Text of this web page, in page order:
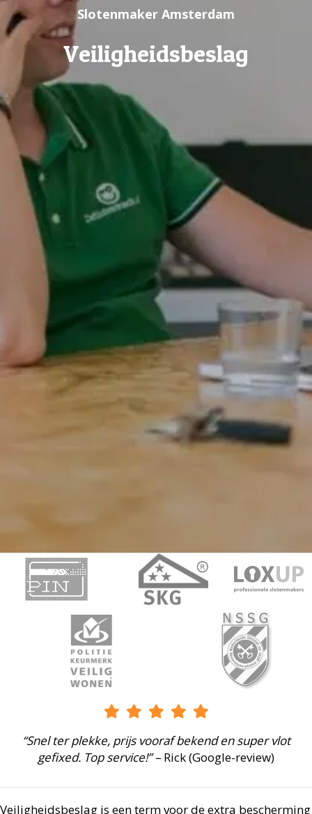
Slotenmaker Amsterdam
Veiligheidsbeslag
“Snel ter plekke, prijs vooraf bekend en super vlot
gefixed. Top service!” – Rick (Google-review)
Veiligheidsbeslag is een term voor de extra bescherming